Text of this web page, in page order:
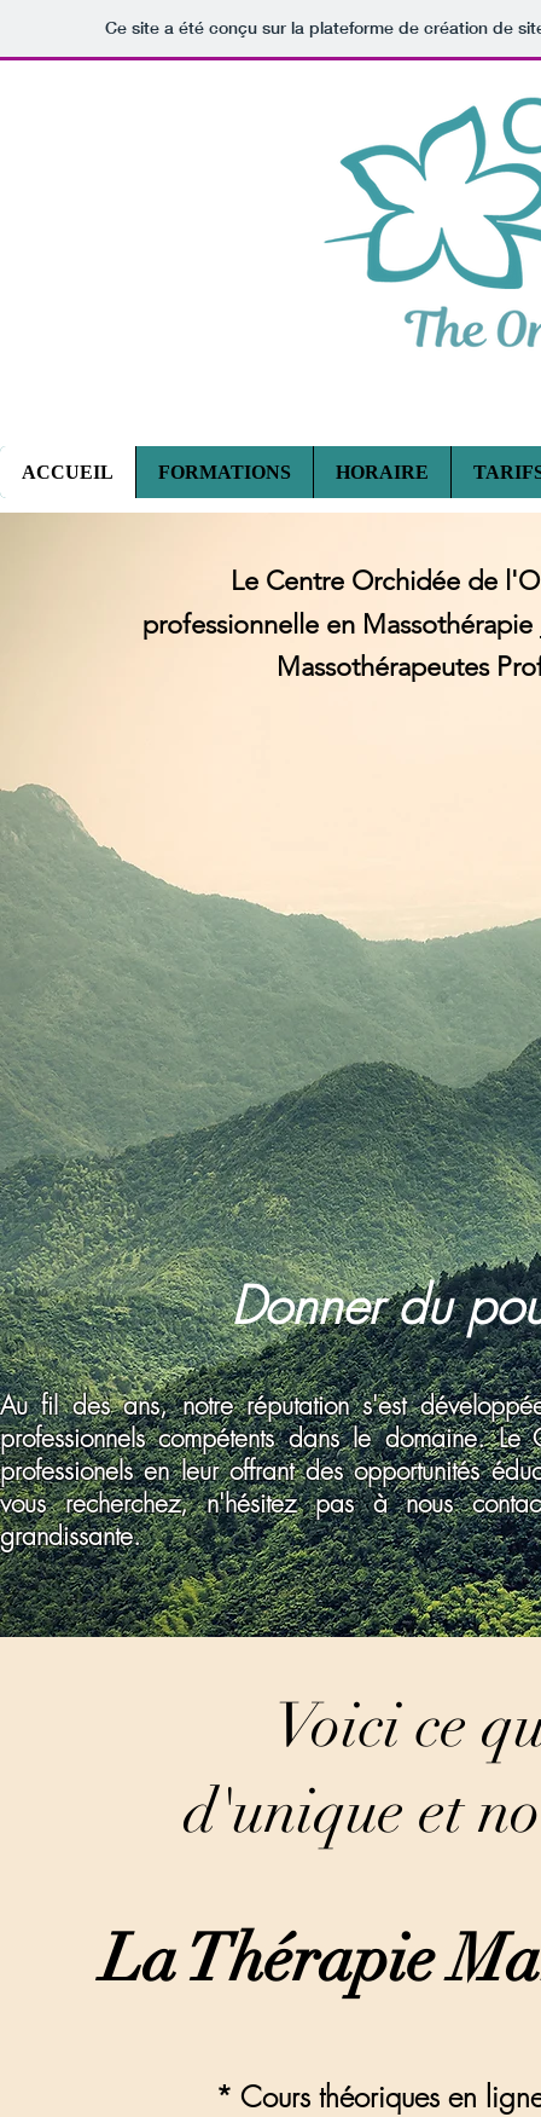
Ce site a été conçu sur la plateforme de création de
ACCUEIL FORMATIONS HORAIRE
Le Centre Orchidée de
professionnelle en Massothérapie
Massothérapeutes
Donner du
Au fil des ans, notre réputation s'est
professionnels compétents dans le domaine.
professionels en leur offrant des opportunités
vous recherchez, n'hésitez pas à nous
grandissante.
Voici ce
d'unique et
La Thérapie
* Cours théoriques en